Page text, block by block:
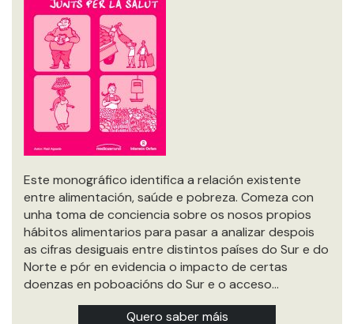
Este monográfico identifica a relación existente
entre alimentación, saúde e pobreza. Comeza con
unha toma de conciencia sobre os nosos propios
hábitos alimentarios para pasar a analizar despois
as cifras desiguais entre distintos países do Sur e do
Norte e pór en evidencia o impacto de certas
doenzas en poboacións do Sur e o acceso…
Quero saber máis